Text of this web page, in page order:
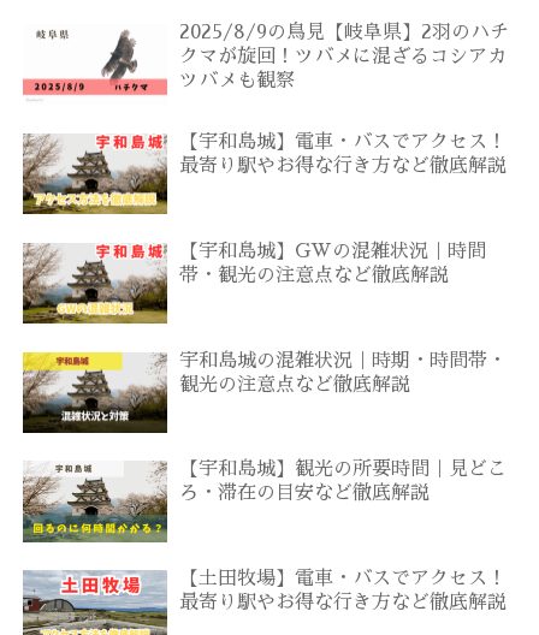
2025/8/9の鳥見【岐阜県】2羽のハチ
クマが旋回！ツバメに混ざるコシアカ
ツバメも観察
【宇和島城】電車・バスでアクセス！
最寄り駅やお得な行き方など徹底解説
【宇和島城】GWの混雑状況｜時間
帯・観光の注意点など徹底解説
宇和島城の混雑状況｜時期・時間帯・
観光の注意点など徹底解説
【宇和島城】観光の所要時間｜見どこ
ろ・滞在の目安など徹底解説
【土田牧場】電車・バスでアクセス！
最寄り駅やお得な行き方など徹底解説